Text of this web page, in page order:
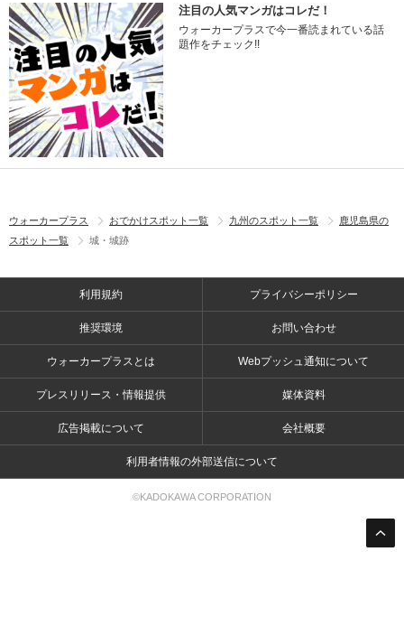
注目の人気マンガはコレだ！
ウォーカープラスで今一番読まれている話
題作をチェック!!
ウォーカープラス おでかけスポット一覧 九州のスポット一覧
鹿児島県の
スポット一覧
城・城跡
利用規約 プライバシーポリシー
推奨環境 お問い合わせ
ウォーカープラスとは Webプッシュ通知について
プレスリリース・情報提供 媒体資料
広告掲載について 会社概要
利用者情報の外部送信について
©KADOKAWA CORPORATION